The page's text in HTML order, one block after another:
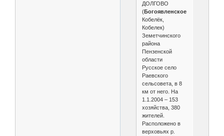
ДОЛГОВО
(Богоявленское,
Кобелёк,
Кобелек)
Земетчинского
района
Пензенской
области
Русское село
Раевского
сельсовета, в 8
км от него. На
1.1.2004 – 153
хозяйства, 380
жителей.
Расположено в
верховьях р.